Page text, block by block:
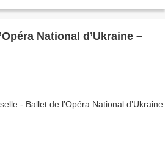
National d’Ukraine –